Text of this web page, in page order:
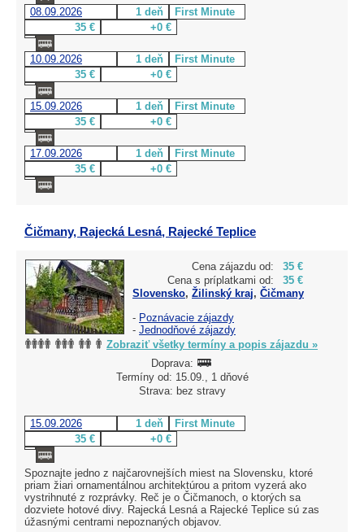
08.09.2026 1 deň
First Minute
35 €
+0 €
10.09.2026 1 deň
First Minute
35 €
+0 €
15.09.2026 1 deň
First Minute
35 €
+0 €
17.09.2026 1 deň
First Minute
35 €
+0 €
Čičmany, Rajecká Lesná, Rajecké Teplice
Cena zájazdu od:
35 €
Cena s príplatkami od:
35 €
Slovensko, Žilinský kraj, Čičmany
- Poznávacie zájazdy
- Jednodňové zájazdy
Zobraziť všetky termíny a popis zájazdu »
Doprava:
Termíny od: 15.09., 1 dňové
Strava: bez stravy
15.09.2026 1 deň
First Minute
35 €
+0 €
Spoznajte jedno z najčarovnejších miest na Slovensku, ktoré
priam žiari ornamentálnou architektúrou a pritom vyzerá ako
vystrihnuté z rozprávky. Reč je o Čičmanoch, o ktorých sa
dozviete hotové divy. Rajecká Lesná a Rajecké Teplice sú zas
úžasnými centrami nepoznaných objavov.